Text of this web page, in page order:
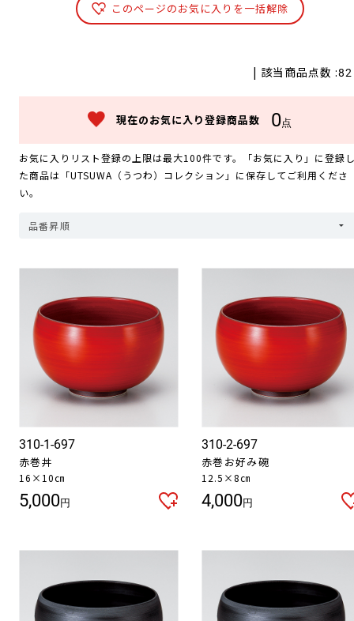
このページのお気に入りを一括解除
| 該当商品点数 :82
現在のお気に入り登録商品数 0点
お気に入りリスト登録の上限は最大100件です。「お気に入り」に登録
た商品は「UTSUWA（うつわ）コレクション」に保存してご利用くださ
い。
310-1-697
赤巻丼
16×10㎝
5,000円
310-2-697
赤巻お好み碗
12.5×8㎝
4,000円